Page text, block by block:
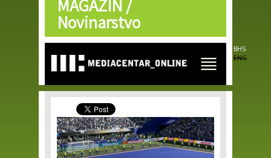
Skip to
main
content
MAGAZIN /
Novinarstvo
BHS
ENG